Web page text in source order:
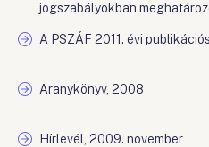
jogszabályokban
A PSZÁF 2011. évi
Aranykönyv, 2008
Hírlevél, 2009. november